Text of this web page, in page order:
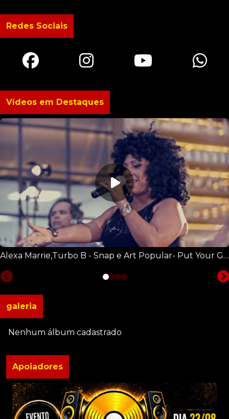
Redes Sociais
Vídeos em Destaques
Alexa Marrie,Turbo B - Snap e Art Popular- Put Your Glass Up
galeria
Nenhum álbum cadastrado
Apoiadores